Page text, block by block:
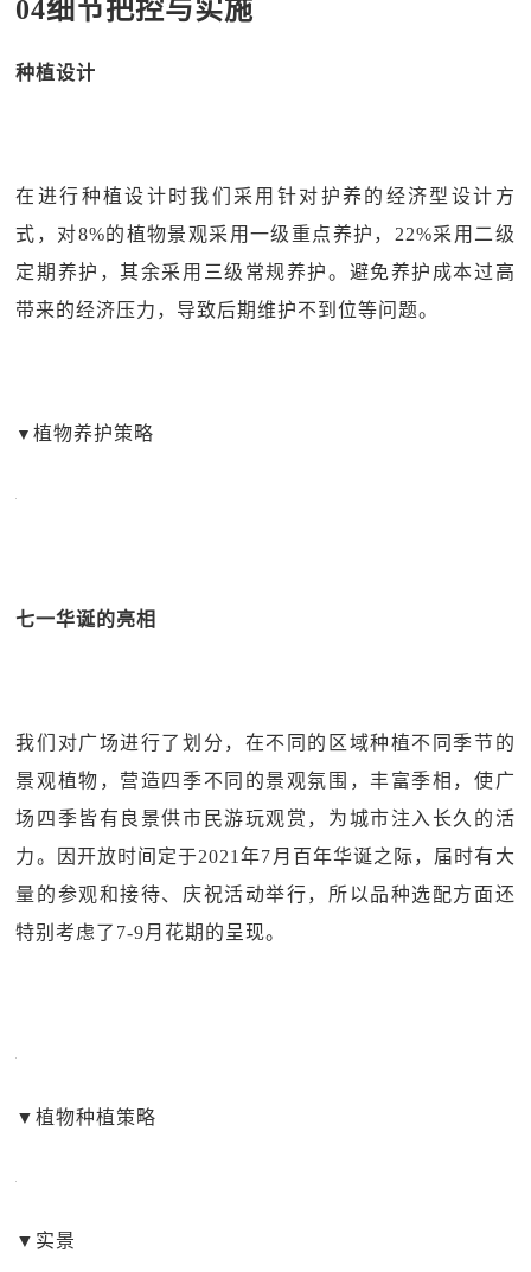
04细节把控与实施
种植设计
在进行种植设计时我们采用针对护养的经济型设计方
式，对8%的植物景观采用一级重点养护，22%采用二级
定期养护，其余采用三级常规养护。避免养护成本过高
带来的经济压力，导致后期维护不到位等问题。
▼植物养护策略
七一华诞的亮相
我们对广场进行了划分，在不同的区域种植不同季节的
景观植物，营造四季不同的景观氛围，丰富季相，使广
场四季皆有良景供市民游玩观赏，为城市注入长久的活
力。因开放时间定于2021年7月百年华诞之际，届时有大
量的参观和接待、庆祝活动举行，所以品种选配方面还
特别考虑了7-9月花期的呈现。
▼植物种植策略
▼实景